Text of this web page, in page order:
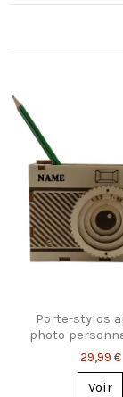
Porte-stylos
photo
modèles
29,99 €
Voir